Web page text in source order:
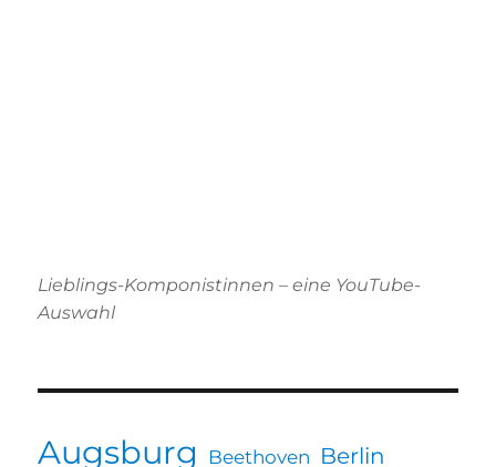
Lieblings-Komponistinnen – eine YouTube-
Auswahl
Augsburg Beethoven Berlin